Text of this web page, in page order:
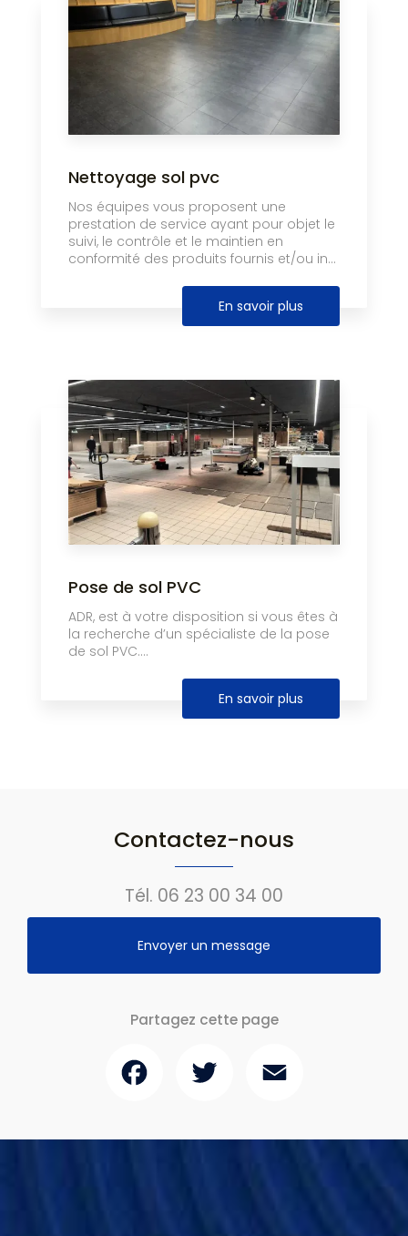
Nettoyage sol pvc
Nos équipes vous proposent une
prestation de service ayant pour objet le
suivi, le contrôle et le maintien en
conformité des produits fournis et/ou in...
En savoir plus
Pose de sol PVC
ADR, est à votre disposition si vous êtes à
la recherche d’un spécialiste de la pose
de sol PVC....
En savoir plus
Contactez-nous
Tél. 06 23 00 34 00
Envoyer un message
Partagez cette page